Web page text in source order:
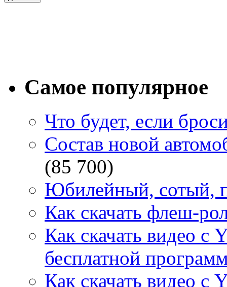
Самое популярное
Что будет, если
Состав новой
(85 700)
Юбилейный, сотый,
Как скачать флеш-
Как скачать видео с
бесплатной
Как скачать видео с